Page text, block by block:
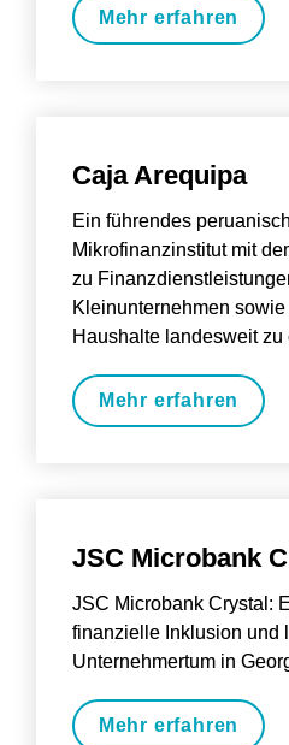
Mehr erfahren
Caja Arequipa
Ein führendes
Mikrofinanzinstitut mit
zu
Kleinunternehmen
Haushalte landesweit zu
Mehr erfahren
JSC Microbank
JSC Microbank Crystal:
finanzielle Inklusion und
Unternehmertum in
Mehr erfahren